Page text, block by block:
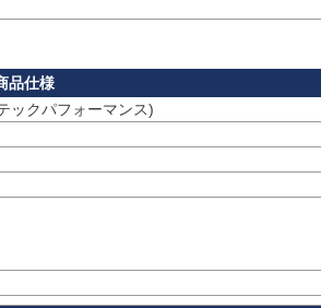
ックパフォーマンス)